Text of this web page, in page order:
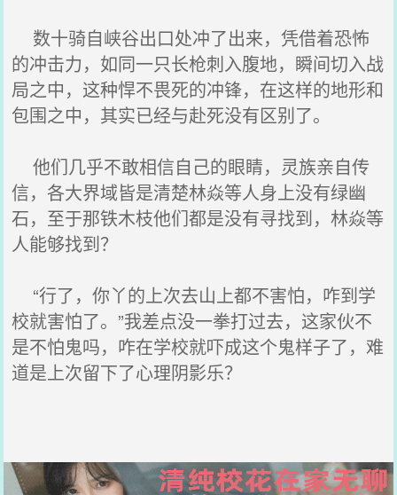
数十骑自峡谷出口处冲了出来，凭借着恐怖
的冲击力，如同一只长枪刺入腹地，瞬间切入战
局之中，这种悍不畏死的冲锋，在这样的地形和
包围之中，其实已经与赴死没有区别了。
他们几乎不敢相信自己的眼睛，灵族亲自传
信，各大界域皆是清楚林焱等人身上没有绿幽
石，至于那铁木枝他们都是没有寻找到，林焱等
人能够找到？
“行了，你丫的上次去山上都不害怕，咋到学
校就害怕了。”我差点没一拳打过去，这家伙不
是不怕鬼吗，咋在学校就吓成这个鬼样子了，难
道是上次留下了心理阴影乐？